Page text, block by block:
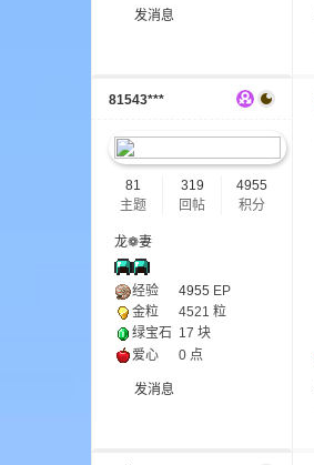
发消息
81543***
81
主题
319
回帖
4955
积分
龙❁妻
经验 4955 EP
金粒
4521 粒
绿宝石 17 块
爱心
0 点
发消息